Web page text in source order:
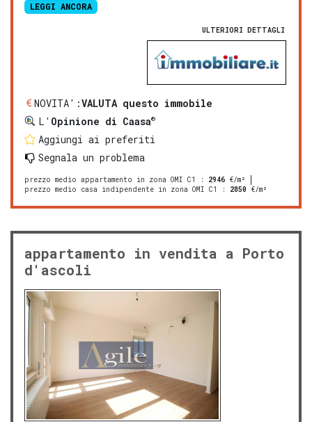
LEGGI ANCORA
ULTERIORI DETTAGLI
NOVITA':VALUTA questo immobile
L' Opinione di Caasa®
Aggiungi ai preferiti
Segnala un problema
prezzo medio appartamento in zona OMI C1 : 2946 €/m²
prezzo medio casa indipendente in zona OMI C1
: 2850 €/m²
appartamento in vendita a Porto
d'ascoli